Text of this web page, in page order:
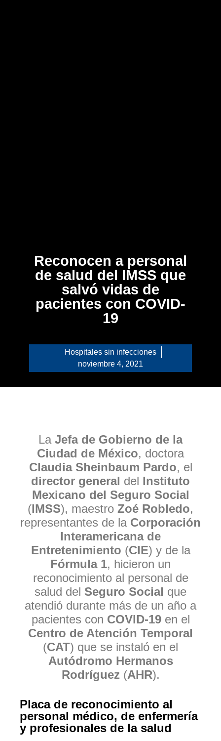
Reconocen a personal
de salud del IMSS que
salvó vidas de
pacientes con COVID-
19
Hospitales sin infecciones
noviembre 4, 2021
La Jefa de Gobierno de la
Ciudad de México, doctora
Claudia Sheinbaum Pardo, el
director general del Instituto
Mexicano del Seguro Social
(IMSS), maestro Zoé Robledo,
representantes de la Corporación
Interamericana de
Entretenimiento (CIE) y de la
Fórmula 1, hicieron un
reconocimiento al personal de
salud del Seguro Social que
atendió durante más de un año a
pacientes con COVID-19en el
Centro de Atención Temporal
(CAT) que se instaló en el
Autódromo Hermanos
Rodríguez (AHR).
Placa de reconocimiento al
personal médico, de enfermería
y profesionales de la salud